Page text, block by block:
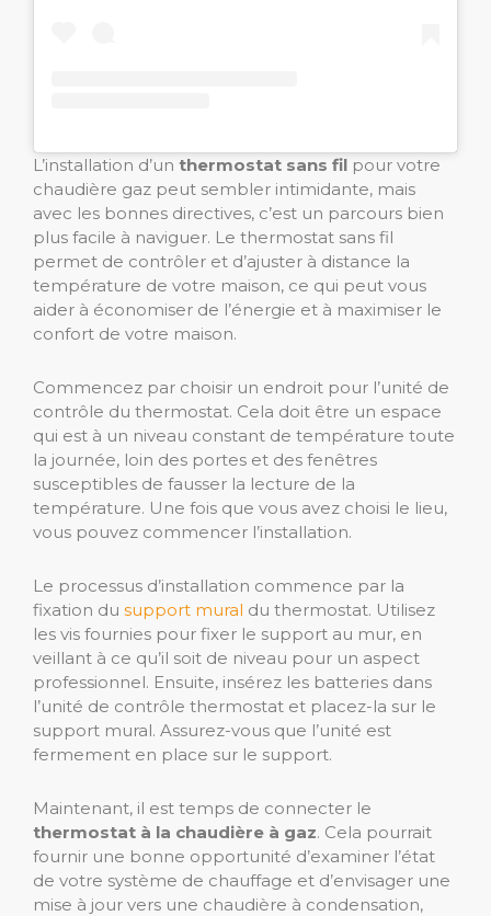
L’installation d’un thermostat sans fil pour votre
chaudière gaz peut sembler intimidante, mais
avec les bonnes directives, c’est un parcours bien
plus facile à naviguer. Le thermostat sans fil
permet de contrôler et d’ajuster à distance la
température de votre maison, ce qui peut vous
aider à économiser de l’énergie et à maximiser le
confort de votre maison.
Commencez par choisir un endroit pour l’unité de
contrôle du thermostat. Cela doit être un espace
qui est à un niveau constant de température toute
la journée, loin des portes et des fenêtres
susceptibles de fausser la lecture de la
température. Une fois que vous avez choisi le lieu,
vous pouvez commencer l’installation.
Le processus d’installation commence par la
fixation du support mural du thermostat. Utilisez
les vis fournies pour fixer le support au mur, en
veillant à ce qu’il soit de niveau pour un aspect
professionnel. Ensuite, insérez les batteries dans
l’unité de contrôle thermostat et placez-la sur le
support mural. Assurez-vous que l’unité est
fermement en place sur le support.
Maintenant, il est temps de connecter le
thermostat à la chaudière à gaz. Cela pourrait
fournir une bonne opportunité d’examiner l’état
de votre système de chauffage et d’envisager une
mise à jour vers une chaudière à condensation,